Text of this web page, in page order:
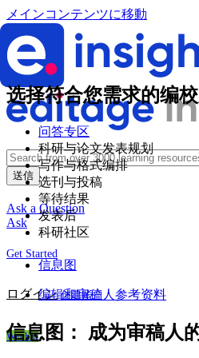
メインコンテンツに移動
Ask a Question
Ask
Get Started
ログイン 创建账户
Wechat
选择符合您需求的编
问答专区
科研与论文发表规划
写作与格式编排
选刊与投稿
等待结果
发表后
科研社区
信息图
编辑和审稿人参考资料
信息图： 成为审稿人